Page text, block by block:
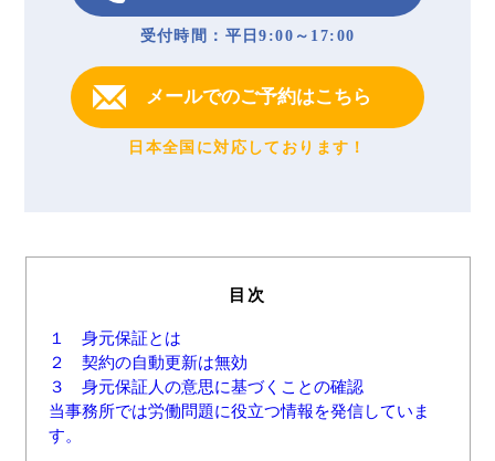
受付時間：平日9:00～17:00
メールでのご予約はこちら
日本全国に対応しております！
目次
１ 身元保証とは
２ 契約の自動更新は無効
３ 身元保証人の意思に基づくことの確認
当事務所では労働問題に役立つ情報を発信していま
す。